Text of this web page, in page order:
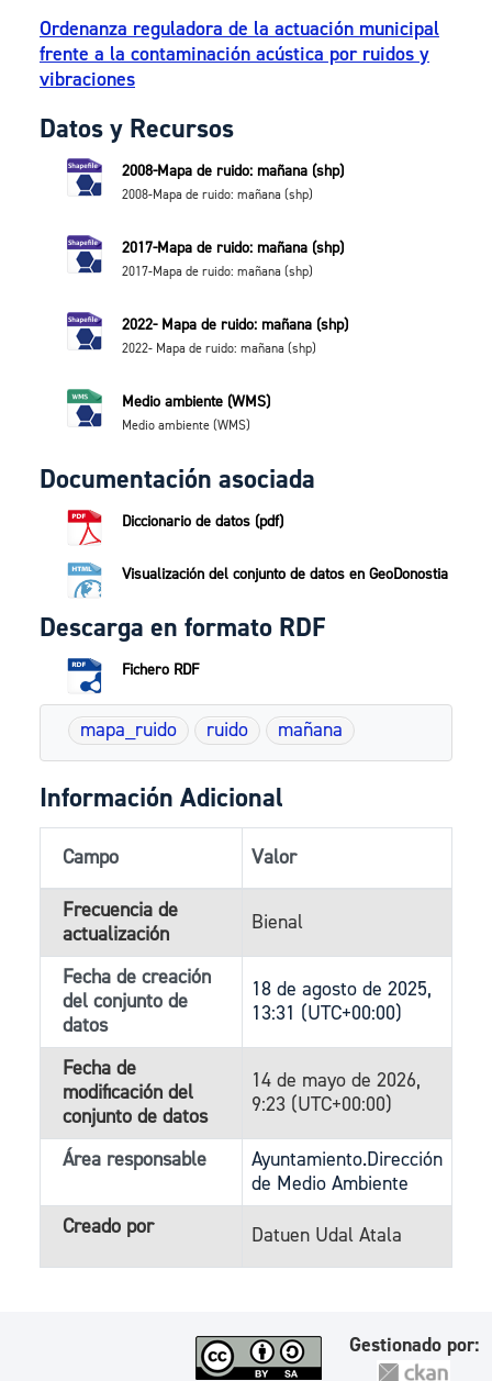
Ordenanza reguladora de la actuación municipal
frente a la contaminación acústica por ruidos y
vibraciones
Datos y Recursos
2008-Mapa de ruido: mañana (shp)
2008-Mapa de ruido: mañana (shp)
2017-Mapa de ruido: mañana (shp)
2017-Mapa de ruido: mañana (shp)
2022- Mapa de ruido: mañana (shp)
2022- Mapa de ruido: mañana (shp)
Medio ambiente (WMS)
Medio ambiente (WMS)
Documentación asociada
Diccionario de datos (pdf)
Visualización del conjunto de datos en GeoDonostia
Descarga en formato RDF
Fichero RDF
mapa_ruido ruido mañana
Información Adicional
Campo Valor
Frecuencia de
actualización
Bienal
Fecha de creación
del conjunto de
datos
18 de agosto de 2025,
13:31 (UTC+00:00)
Fecha de
modificación del
conjunto de datos
14 de mayo de 2026,
9:23 (UTC+00:00)
Área responsable
Ayuntamiento.Dirección
de Medio Ambiente
Creado por
Datuen Udal Atala
Gestionado por: